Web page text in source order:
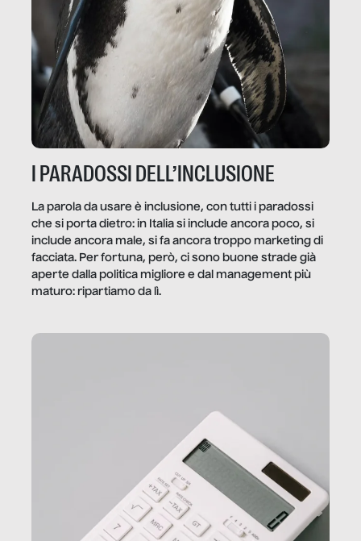
I PARADOSSI DELL’INCLUSIONE
La parola da usare è inclusione, con tutti i paradossi
che si porta dietro: in Italia si include ancora poco, si
include ancora male, si fa ancora troppo marketing di
facciata. Per fortuna, però, ci sono buone strade già
aperte dalla politica migliore e dal management più
maturo: ripartiamo da lì.